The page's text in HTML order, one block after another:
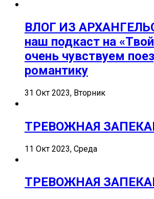
ВЛОГ ИЗ
наш подкаст на
очень чувствуем
романтику
31 Окт 2023, Вторник
ТРЕВОЖНАЯ
11 Окт 2023, Среда
ТРЕВОЖНАЯ